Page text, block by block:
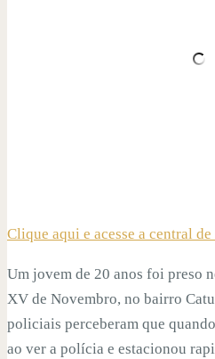
Clique aqui e acesse a central de
Um jovem de 20 anos foi preso
XV de Novembro, no bairro
policiais perceberam que
ao ver a polícia e estacionou